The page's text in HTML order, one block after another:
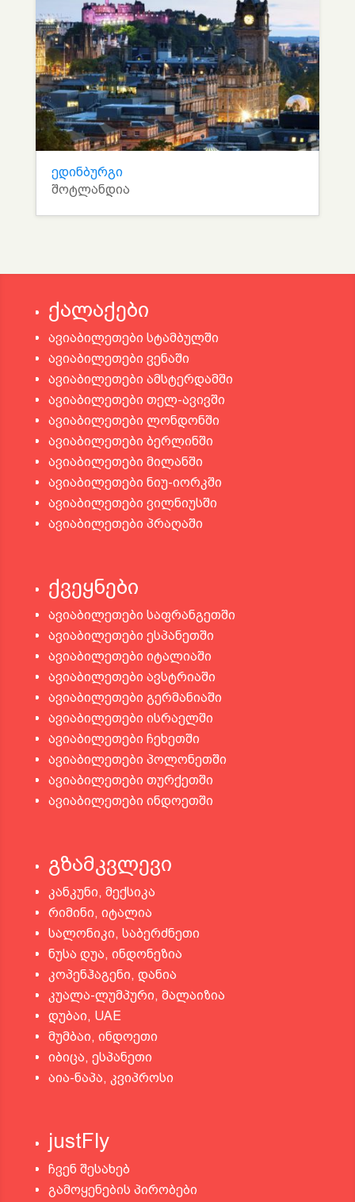
ედინბურგი
შოტლანდია
ქალაქები
ავიაბილეთები სტამბულში
ავიაბილეთები ვენაში
ავიაბილეთები ამსტერდამში
ავიაბილეთები თელ-ავივში
ავიაბილეთები ლონდონში
ავიაბილეთები ბერლინში
ავიაბილეთები მილანში
ავიაბილეთები ნიუ-იორკში
ავიაბილეთები ვილნიუსში
ავიაბილეთები პრაღაში
ქვეყნები
ავიაბილეთები საფრანგეთში
ავიაბილეთები ესპანეთში
ავიაბილეთები იტალიაში
ავიაბილეთები ავსტრიაში
ავიაბილეთები გერმანიაში
ავიაბილეთები ისრაელში
ავიაბილეთები ჩეხეთში
ავიაბილეთები პოლონეთში
ავიაბილეთები თურქეთში
ავიაბილეთები ინდოეთში
გზამკვლევი
კანკუნი, მექსიკა
რიმინი, იტალია
სალონიკი, საბერძნეთი
ნუსა დუა, ინდონეზია
კოპენჰაგენი, დანია
კუალა-ლუმპური, მალაიზია
დუბაი, UAE
მუმბაი, ინდოეთი
იბიცა, ესპანეთი
აია-ნაპა, კვიპროსი
justFly
ჩვენ შესახებ
გამოყენების პირობები